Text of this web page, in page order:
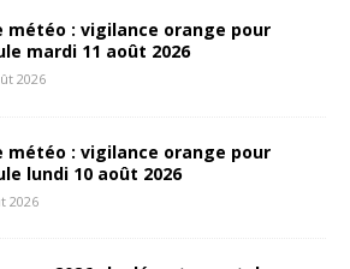
météo : vigilance orange pour
mardi 11 août 2026
2026
météo : vigilance orange pour
lundi 10 août 2026
2026